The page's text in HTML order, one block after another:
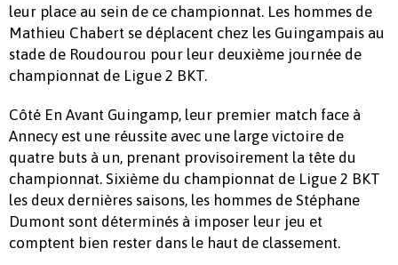
leur place au sein de ce championnat. Les hommes de
Mathieu Chabert se déplacent chez les Guingampais au
stade de Roudourou pour leur deuxième journée de
championnat de Ligue 2 BKT.
Côté En Avant Guingamp, leur premier match face à
Annecy est une réussite avec une large victoire de
quatre buts à un, prenant provisoirement la tête du
championnat. Sixième du championnat de Ligue 2 BKT
les deux dernières saisons, les hommes de Stéphane
Dumont sont déterminés à imposer leur jeu et
comptent bien rester dans le haut de classement.